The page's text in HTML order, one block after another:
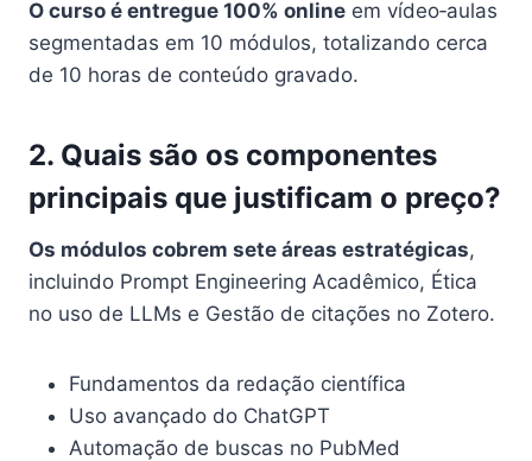
O curso é entregue 100% online em vídeo‑aulas
segmentadas em 10 módulos, totalizando cerca
de 10 horas de conteúdo gravado.
2. Quais são os componentes
principais que justificam o preço?
Os módulos cobrem sete áreas estratégicas,
incluindo Prompt Engineering Acadêmico, Ética
no uso de LLMs e Gestão de citações no Zotero.
Fundamentos da redação científica
Uso avançado do ChatGPT
Automação de buscas no PubMed